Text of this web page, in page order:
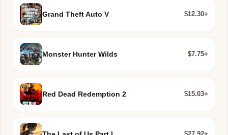
Grand Theft Auto V $12.30+
Monster Hunter Wilds $7.75+
Red Dead Redemption 2 $15.03+